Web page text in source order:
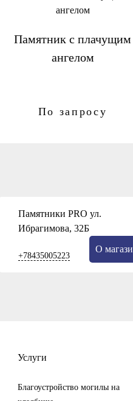
Памятник с плачущим
ангелом
По запросу
Памятники PRO ул.
Ибрагимова, 32Б
+78435005223
О
Услуги
Благоустройство могилы на